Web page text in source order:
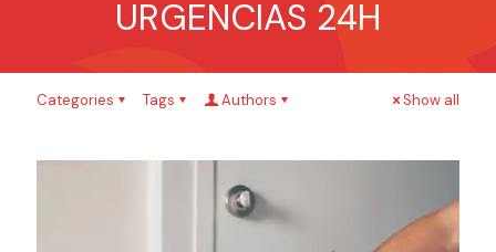
URGENCIAS 24H
Categories Tags Authors Show all